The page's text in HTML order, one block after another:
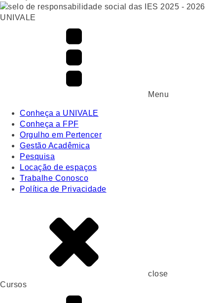
UNIVALE
Menu
Conheça a UNIVALE
Conheça a FPF
Orgulho em Pertencer
Gestão Acadêmica
Pesquisa
Locação de espaços
Trabalhe Conosco
Política de Privacidade
close
Cursos